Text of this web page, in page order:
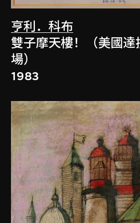
亨利．科布
雙子摩天樓！（美國達
場）
1983